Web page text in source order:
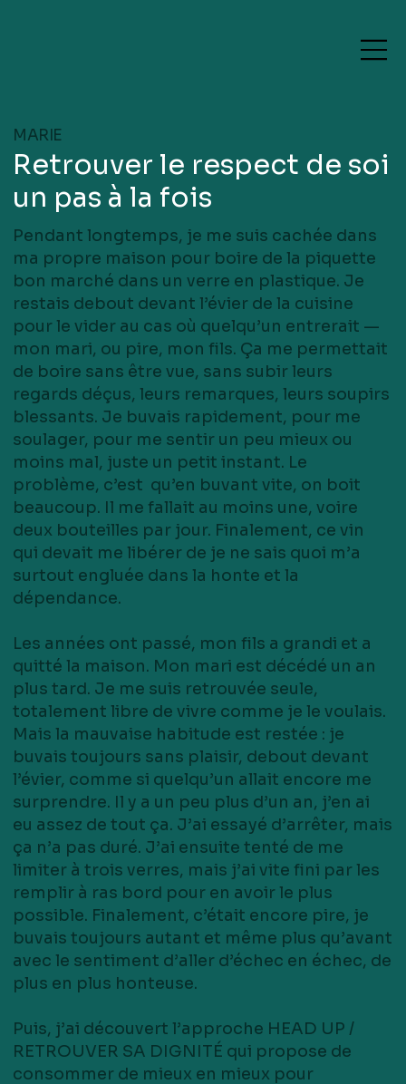
MARIE
Retrouver le respect de soi
un pas à la fois
Pendant longtemps, je me suis cachée dans
ma propre maison pour boire de la piquette
bon marché dans un verre en plastique. Je
restais debout devant l’évier de la cuisine
pour le vider au cas où quelqu’un entrerait —
mon mari, ou pire, mon fils. Ça me permettait
de boire sans être vue, sans subir leurs
regards déçus, leurs remarques, leurs soupirs
blessants. Je buvais rapidement, pour me
soulager, pour me sentir un peu mieux ou
moins mal, juste un petit instant. Le
problème, c’est qu’en buvant vite, on boit
beaucoup. Il me fallait au moins une, voire
deux bouteilles par jour. Finalement, ce vin
qui devait me libérer de je ne sais quoi m’a
surtout engluée dans la honte et la
dépendance.
Les années ont passé, mon fils a grandi et a
quitté la maison. Mon mari est décédé un an
plus tard. Je me suis retrouvée seule,
totalement libre de vivre comme je le voulais.
Mais la mauvaise habitude est restée : je
buvais toujours sans plaisir, debout devant
l’évier, comme si quelqu’un allait encore me
surprendre. Il y a un peu plus d’un an, j’en ai
eu assez de tout ça. J’ai essayé d’arrêter, mais
ça n’a pas duré. J’ai ensuite tenté de me
limiter à trois verres, mais j’ai vite fini par les
remplir à ras bord pour en avoir le plus
possible. Finalement, c’était encore pire, je
buvais toujours autant et même plus qu’avant
avec le sentiment d’aller d’échec en échec, de
plus en plus honteuse.
Puis, j’ai découvert l’approche HEAD UP /
RETROUVER SA DIGNITÉ qui propose de
consommer de mieux en mieux pour